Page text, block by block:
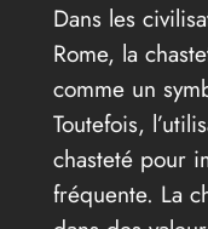
Dans les
Rome, la
comme un
Toutefois,
chasteté pour
fréquente. La